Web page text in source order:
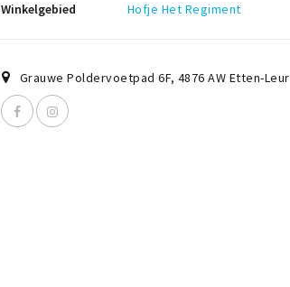
Winkelgebied
Hofje Het Regiment
Grauwe Poldervoetpad 6F, 4876 AW Etten-Leur